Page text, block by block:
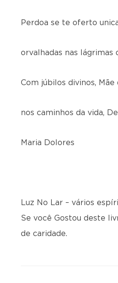
Perdoa se te oferto
orvalhadas nas lágrimas
Com júbilos divinos,
nos caminhos da vida,
Maria Dolores
Luz No Lar – vários
Se você Gostou deste
de caridade.